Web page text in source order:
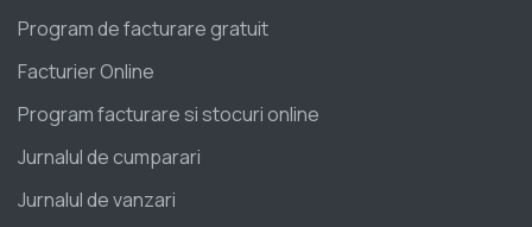
Program de facturare gratuit
Facturier Online
Program facturare si stocuri online
Jurnalul de cumparari
Jurnalul de vanzari